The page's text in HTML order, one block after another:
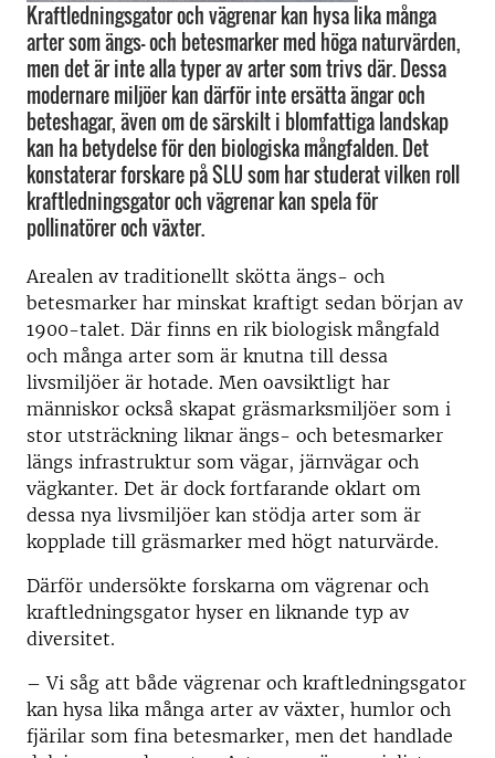
Kraftledningsgator och vägrenar kan hysa lika många
arter som ängs- och betesmarker med höga naturvärden,
men det är inte alla typer av arter som trivs där. Dessa
modernare miljöer kan därför inte ersätta ängar och
beteshagar, även om de särskilt i blomfattiga landskap
kan ha betydelse för den biologiska mångfalden. Det
konstaterar forskare på SLU som har studerat vilken roll
kraftledningsgator och vägrenar kan spela för
pollinatörer och växter.
Arealen av traditionellt skötta ängs- och
betesmarker har minskat kraftigt sedan början av
1900-talet. Där finns en rik biologisk mångfald
och många arter som är knutna till dessa
livsmiljöer är hotade. Men oavsiktligt har
människor också skapat gräsmarksmiljöer som i
stor utsträckning liknar ängs- och betesmarker
längs infrastruktur som vägar, järnvägar och
vägkanter. Det är dock fortfarande oklart om
dessa nya livsmiljöer kan stödja arter som är
kopplade till gräsmarker med högt naturvärde.
Därför undersökte forskarna om vägrenar och
kraftledningsgator hyser en liknande typ av
diversitet.
– Vi såg att både vägrenar och kraftledningsgator
kan hysa lika många arter av växter, humlor och
fjärilar som fina betesmarker, men det handlade